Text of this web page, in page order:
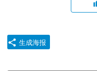
生成海报